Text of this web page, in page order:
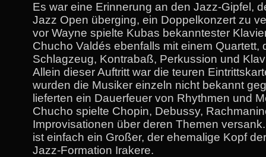
Es war eine Erinnerung an den Jazz-Gipfel,
Jazz Open überging, ein Doppelkonzert zu
vor Wayne spielte Kubas bekanntester
Chucho Valdés ebenfalls mit einem Quartett,
Schlagzeug, Kontrabaß, Perkussion und
Allein dieser Auftritt war die teuren
wurden die Musiker einzeln nicht bekannt
lieferten ein Dauerfeuer von Rhythmen und
Chucho spielte Chopin, Debussy,
Improvisationen über deren Themen
ist einfach ein Großer, der ehemalige Kopf
Jazz-Formation Irakere.